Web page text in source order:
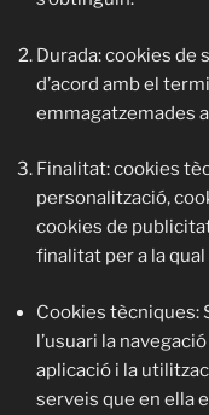
Durada:cookies de
d’acord amb el
emmagatzemades
Finalitat:cookies
personalització,
cookies de
finalitat per a la
Cookies tècniques:
l’usuari la
aplicació i la
serveis que en ella